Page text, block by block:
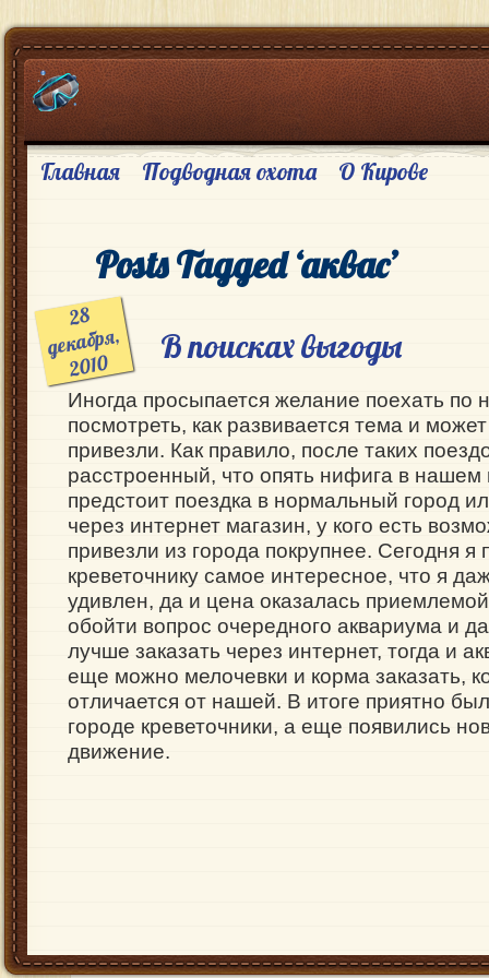
Главная Подводная охота О Кирове
Posts Tagged ‘аквас’
28
декабря,
2010
В поисках выгоды
Иногда просыпается желание поехать по
посмотреть, как развивается тема и
привезли. Как правило, после таких
расстроенный, что опять нифига в нашем
предстоит поездка в нормальный город
через интернет магазин, у кого есть
привезли из города покрупнее. Сегодня я
креветочнику самое интересное, что я
удивлен, да и цена оказалась
обойти вопрос очередного аквариума и
лучше заказать через интернет, тогда и
еще можно мелочевки и корма заказать,
отличается от нашей. В итоге приятно
городе креветочники, а еще появились
движение.